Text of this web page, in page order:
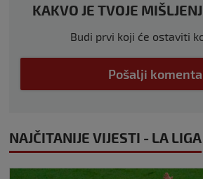
KAKVO JE TVOJE
Budi prvi koji će ostaviti
Pošalji
NAJČITANIJE VIJESTI - LA LIGA